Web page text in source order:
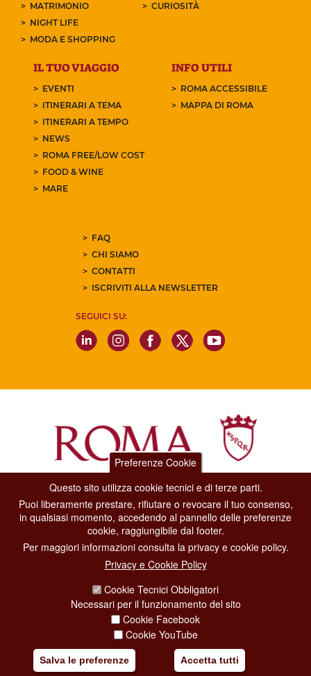
MATRIMONIO
NIGHT LIFE
MODA E SHOPPING
CURIOSITÀ
IL TUO VIAGGIO
EVENTI
ITINERARI A TEMA
ITINERARI A TEMPO
NEWS
ROMA FREE/LOW COST
FOOD & WINE
MARE
INFO UTILI
ROMA ACCESSIBILE
MAPPA DI ROMA
FAQ
CHI SIAMO
CONTATTI
ISCRIVITI ALLA NEWSLETTER
SEGUICI SU:
Dipartimento Grandi Eventi, Sport, Turismo e Moda.
Via di San Basilio, 51
00187 Roma
CONTACT CENTER TEL. 06 06 08
CONTATTA LA REDAZIONE
SOCIAL MEDIA POLICY
Preferenze Cookie
Questo sito utilizza cookie tecnici e di terze parti.
Puoi liberamente prestare, rifiutare o revocare il tuo consenso,
in qualsiasi momento, accedendo al pannello delle preferenze
cookie, raggiungibile dal footer.
Per maggiori informazioni consulta la privacy e cookie policy.
Privacy e Cookie Policy
Cookie Tecnici Obbligatori
Necessari per il funzionamento del sito
Cookie Facebook
Cookie YouTube
Salva le preferenze Accetta tutti